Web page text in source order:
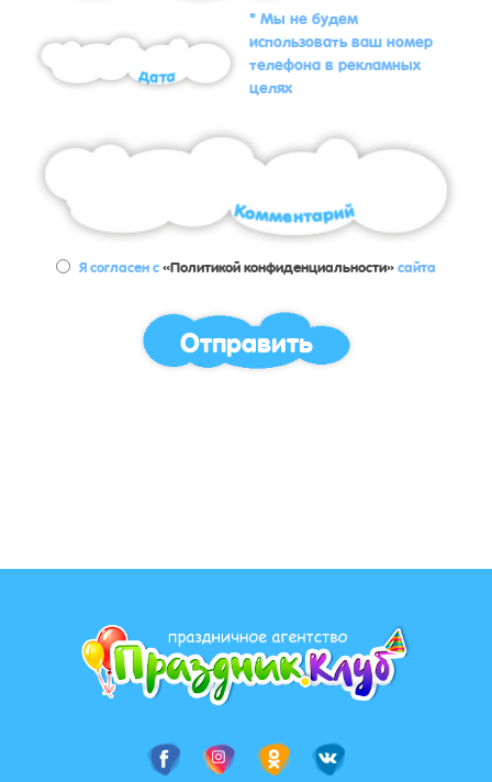
* Мы не будем
использовать ваш номер
телефона в рекламных
целях
Я согласен с«Политикой конфиденциальности»сайта
Отправить